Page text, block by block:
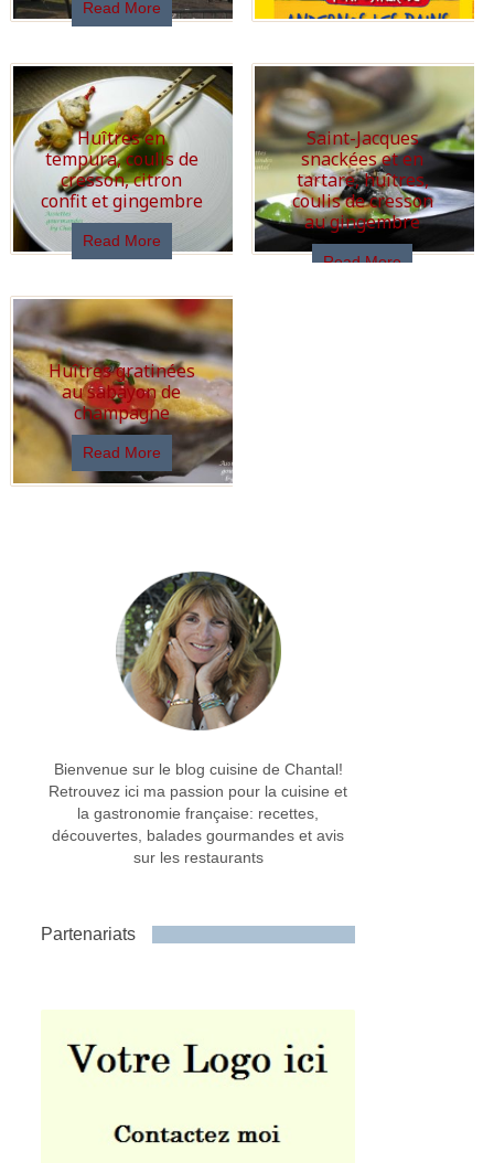
Read More
Huîtres en
tempura, coulis de
cresson, citron
confit et gingembre
Read More
Saint-Jacques
snackées et en
tartare, huîtres,
coulis de cresson
au gingembre
Read More
Huîtres gratinées
au sabayon de
champagne
Read More
Bienvenue sur le blog cuisine de Chantal!
Retrouvez ici ma passion pour la cuisine et
la gastronomie française: recettes,
découvertes, balades gourmandes et avis
sur les restaurants
Partenariats